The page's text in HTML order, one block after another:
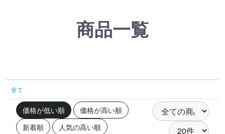
商品一覧
全て
価格が低い順
価格が高い順
新着順
人気の高い順